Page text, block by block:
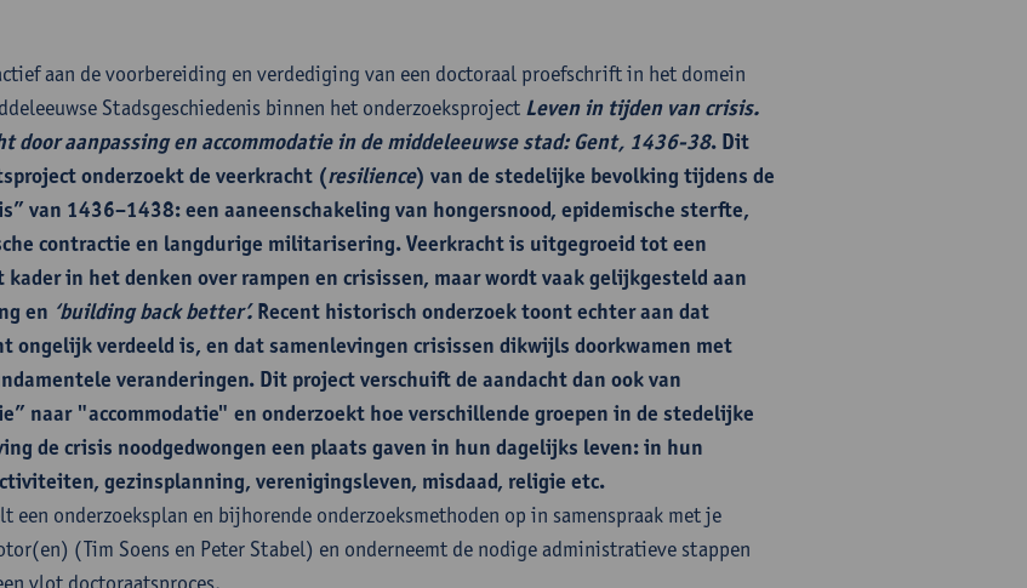
aan de voorbereiding en verdediging van een doctoraal proefschrift in het domein
Stadsgeschiedenis binnen het onderzoeksproject Leven in tijden van crisis.
door aanpassing en accommodatie in de middeleeuwse stad: Gent, 1436-38. Dit
onderzoekt de veerkracht (resilience) van de stedelijke bevolking tijdens de
van 1436–1438: een aaneenschakeling van hongersnood, epidemische sterfte,
contractie en langdurige militarisering. Veerkracht is uitgegroeid tot een
kader in het denken over rampen en crisissen, maar wordt vaak gelijkgesteld aan
en ‘building back better’.Recent historisch onderzoek toont echter aan dat
ongelijk verdeeld is, en dat samenlevingen crisissen dikwijls doorkwamen met
veranderingen. Dit project verschuift de aandacht dan ook van
naar "accommodatie" en onderzoekt hoe verschillende groepen in de stedelijke
de crisis noodgedwongen een plaats gaven in hun dagelijks leven: in hun
gezinsplanning, verenigingsleven, misdaad, religie etc.
een onderzoeksplan en bijhorende onderzoeksmethoden op in samenspraak met je
(Tim Soens en Peter Stabel) en onderneemt de nodige administratieve stappen
vlot doctoraatsproces.